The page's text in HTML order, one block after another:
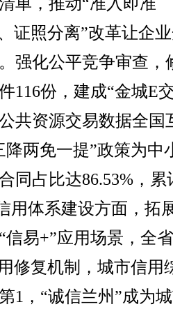
证照分离”改革让企
强化公平竞争审查，
116份，建成“金城E
共资源交易数据全国
降两免一提”政策为中
同占比达86.53%，累
用体系建设方面，拓
信易+”应用场景，全
修复机制，城市信用
1，“诚信兰州”成为